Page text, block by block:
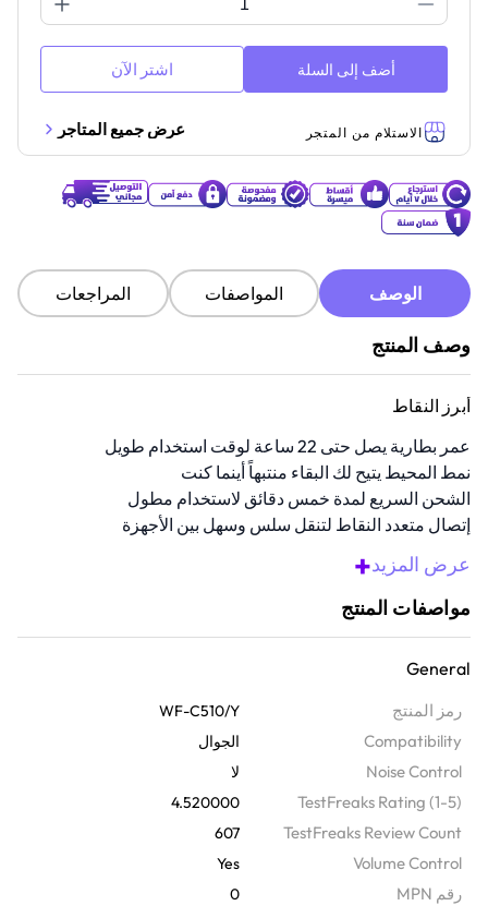
أضف إلى السلة اشتر الآن
الاستلام من المتجر عرض جميع المتاجر
الوصف المواصفات المراجعات
وصف المنتج
أبرز النقاط
عمر بطارية يصل حتى 22 ساعة لوقت استخدام طويل
نمط المحيط يتيح لك البقاء منتبهاً أينما كنت
الشحن السريع لمدة خمس دقائق لاستخدام مطول
إتصال متعدد النقاط لتنقل سلس وسهل بين الأجهزة
نطاق تردد 20-22000 هرتز يحسن من وضوح الصوت
اشعر بالجهير الغني والارتفاعات الواضحة مع سماعات الأذن اللاسلكية هذه.
22 ساعة من عمر البطارية الإجمالي، وضع الصوت المحيط لتتمتع بوعي
اليوم، وللتبديل السريع بين جهازين.
عرض المزيد+
مواصفات المنتج
General
رمز المنتج WF-C510/Y
Compatibility الجوال
Noise Control لا
TestFreaks Rating (1-5)
4.520000
TestFreaks Review Count
607
Volume Control
Yes
رقم MPN 0